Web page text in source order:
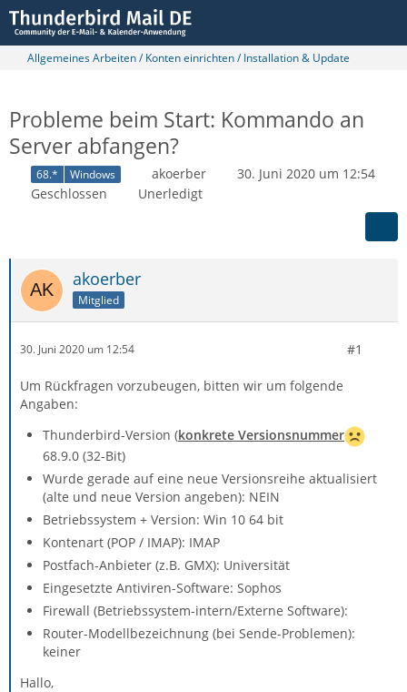
Allgemeines Arbeiten / Konten einrichten / Installation & Update
Probleme beim Start: Kommando an
Server abfangen?
68.* Windows akoerber
30. Juni 2020 um 12:54
Geschlossen
Unerledigt
akoerber
Mitglied
30. Juni 2020 um 12:54 #1
Um Rückfragen vorzubeugen, bitten wir um folgende
Angaben:
Thunderbird-Version (konkrete Versionsnummer
68.9.0 (32-Bit)
Wurde gerade auf eine neue Versionsreihe aktualisiert
(alte und neue Version angeben): NEIN
Betriebssystem + Version: Win 10 64 bit
Kontenart (POP / IMAP): IMAP
Postfach-Anbieter (z.B. GMX): Universität
Eingesetzte Antiviren-Software: Sophos
Firewall (Betriebssystem-intern/Externe Software):
Router-Modellbezeichnung (bei Sende-Problemen):
keiner
Hallo,